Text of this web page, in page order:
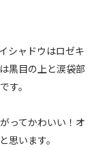
シャドウはロゼキ
黒目の上と涙袋部
す。
ってかわいい！オ
思います。